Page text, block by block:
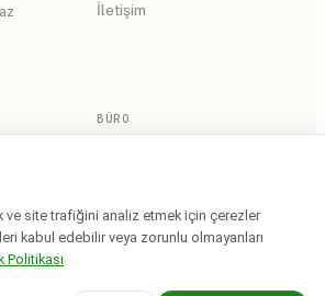
İletişim
BÜRO
hakları saklıdır.
ve site trafiğini analiz etmek için çerezler
kabul edebilir veya zorunlu olmayanları
Politikası